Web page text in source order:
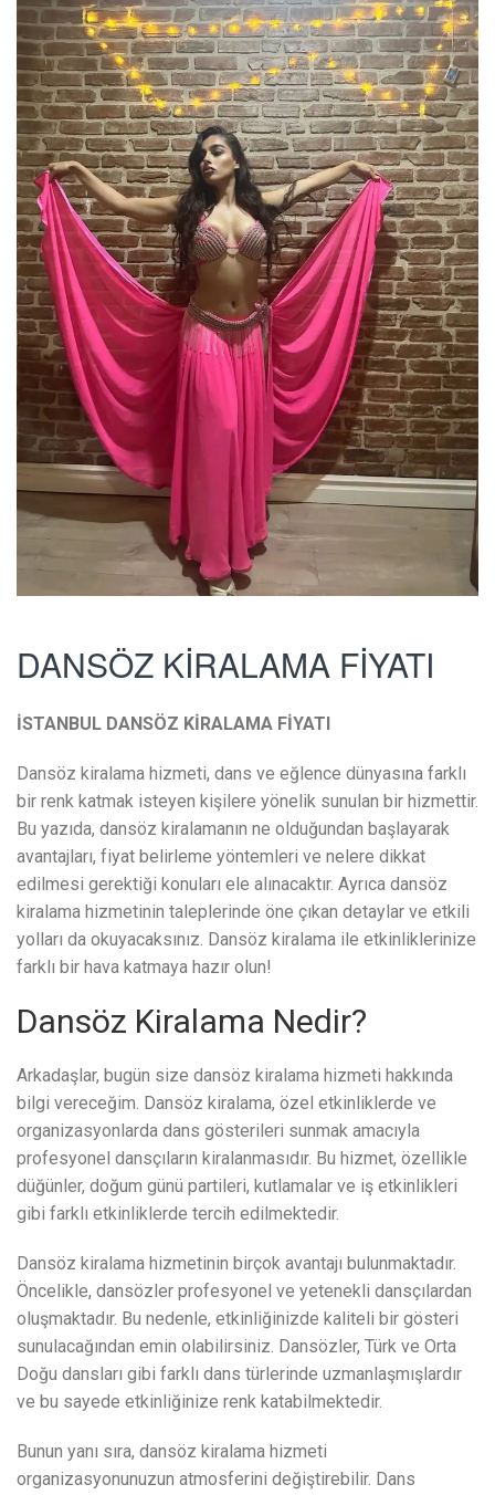
DANSÖZ KİRALAMA FİYATI
İSTANBUL DANSÖZ KİRALAMA FİYATI
Dansöz kiralama hizmeti, dans ve eğlence dünyasına farklı
bir renk katmak isteyen kişilere yönelik sunulan bir hizmettir.
Bu yazıda, dansöz kiralamanın ne olduğundan başlayarak
avantajları, fiyat belirleme yöntemleri ve nelere dikkat
edilmesi gerektiği konuları ele alınacaktır. Ayrıca dansöz
kiralama hizmetinin taleplerinde öne çıkan detaylar ve etkili
yolları da okuyacaksınız. Dansöz kiralama ile etkinliklerinize
farklı bir hava katmaya hazır olun!
Dansöz Kiralama Nedir?
Arkadaşlar, bugün size dansöz kiralama hizmeti hakkında
bilgi vereceğim. Dansöz kiralama, özel etkinliklerde ve
organizasyonlarda dans gösterileri sunmak amacıyla
profesyonel dansçıların kiralanmasıdır. Bu hizmet, özellikle
düğünler, doğum günü partileri, kutlamalar ve iş etkinlikleri
gibi farklı etkinliklerde tercih edilmektedir.
Dansöz kiralama hizmetinin birçok avantajı bulunmaktadır.
Öncelikle, dansözler profesyonel ve yetenekli dansçılardan
oluşmaktadır. Bu nedenle, etkinliğinizde kaliteli bir gösteri
sunulacağından emin olabilirsiniz. Dansözler, Türk ve Orta
Doğu dansları gibi farklı dans türlerinde uzmanlaşmışlardır
ve bu sayede etkinliğinize renk katabilmektedir.
Bunun yanı sıra, dansöz kiralama hizmeti
organizasyonunuzun atmosferini değiştirebilir. Dans